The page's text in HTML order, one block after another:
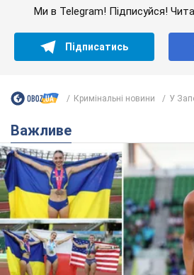
Красуня зі Львова з рекордом
історичну медаль для
світу з легкої атлетики U20.
Наша співвітчизниця блискуче
9.08.2026 09:32 67,5 т.
Брітні Спірс зізналася в
і показала наслідки невдалої